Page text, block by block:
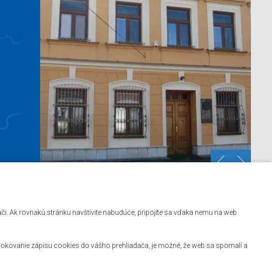
Ak rovnakú stránku navštívite nabudúce, pripojíte sa vďaka nemu na web
zápisu cookies do vášho prehliadača, je možné, že web sa spomalí a
rozhlasu Facebook